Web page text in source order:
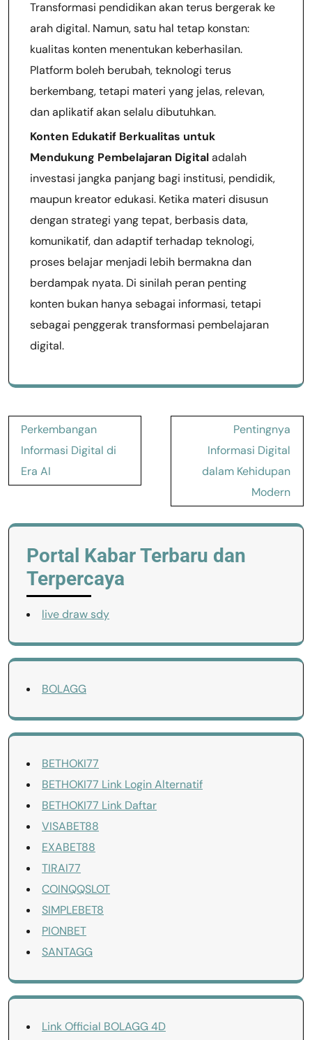
Transformasi pendidikan akan terus bergerak ke
arah digital. Namun, satu hal tetap konstan:
kualitas konten menentukan keberhasilan.
Platform boleh berubah, teknologi terus
berkembang, tetapi materi yang jelas, relevan,
dan aplikatif akan selalu dibutuhkan.
Konten Edukatif Berkualitas untuk
Mendukung Pembelajaran Digitaladalah
investasi jangka panjang bagi institusi, pendidik,
maupun kreator edukasi. Ketika materi disusun
dengan strategi yang tepat, berbasis data,
komunikatif, dan adaptif terhadap teknologi,
proses belajar menjadi lebih bermakna dan
berdampak nyata. Di sinilah peran penting
konten bukan hanya sebagai informasi, tetapi
sebagai penggerak transformasi pembelajaran
digital.
Post
navigation
Perkembangan
Informasi Digital di
Era AI
Pentingnya
Informasi Digital
dalam Kehidupan
Modern
Portal Kabar Terbaru dan
Terpercaya
live draw sdy
BOLAGG
BETHOKI77
BETHOKI77 Link Login Alternatif
BETHOKI77 Link Daftar
VISABET88
EXABET88
TIRAI77
COINQQSLOT
SIMPLEBET8
PIONBET
SANTAGG
Link Official BOLAGG 4D